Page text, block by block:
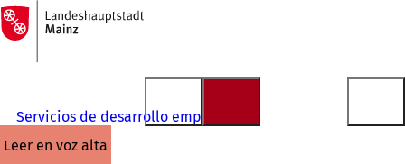
Saltar al contenido
A
la
página
Servicios de desarrollo empresarial
leer en voz alta